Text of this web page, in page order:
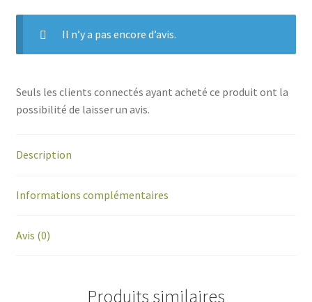
Il n’y a pas encore d’avis.
Seuls les clients connectés ayant acheté ce produit ont la
possibilité de laisser un avis.
Description
Informations complémentaires
Avis (0)
Produits similaires